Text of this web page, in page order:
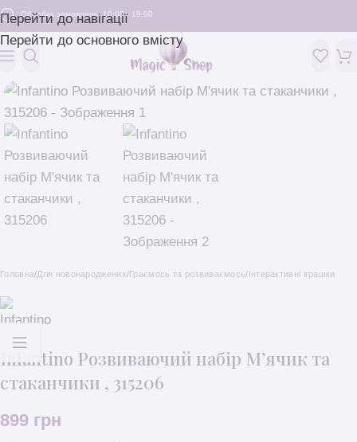
Перейти до навігації
Перейти до основного вмісту
Обробка замовлень: 10:00 - 19:00
Головна/Для новонароджених/Граємось та розвиваємось/Інтерактивні іграшки
Infantino Розвиваючий набір М’ячик та
стаканчики , 315206
899 грн